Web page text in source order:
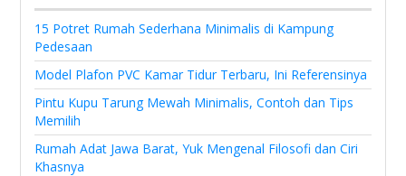
15 Potret Rumah Sederhana Minimalis di Kampung
Pedesaan
Model Plafon PVC Kamar Tidur Terbaru, Ini Referensinya
Pintu Kupu Tarung Mewah Minimalis, Contoh dan Tips
Memilih
Rumah Adat Jawa Barat, Yuk Mengenal Filosofi dan Ciri
Khasnya